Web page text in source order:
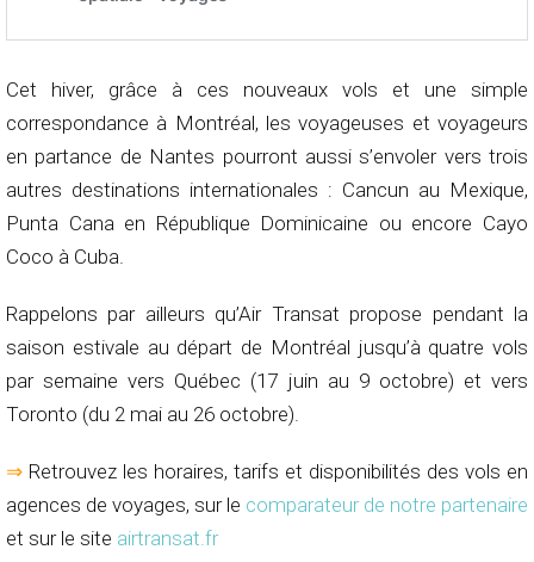
Cet hiver, grâce à ces nouveaux vols et une simple
correspondance à Montréal, les voyageuses et voyageurs
en partance de Nantes pourront aussi s’envoler vers trois
autres destinations internationales : Cancun au Mexique,
Punta Cana en République Dominicaine ou encore Cayo
Coco à Cuba.
Rappelons par ailleurs qu’Air Transat propose pendant la
saison estivale au départ de Montréal jusqu’à quatre vols
par semaine vers Québec (17 juin au 9 octobre) et vers
Toronto (du 2 mai au 26 octobre).
⇒ Retrouvez les horaires, tarifs et disponibilités des vols en
agences de voyages, sur le comparateur de notre partenaire
et sur le site airtransat.fr